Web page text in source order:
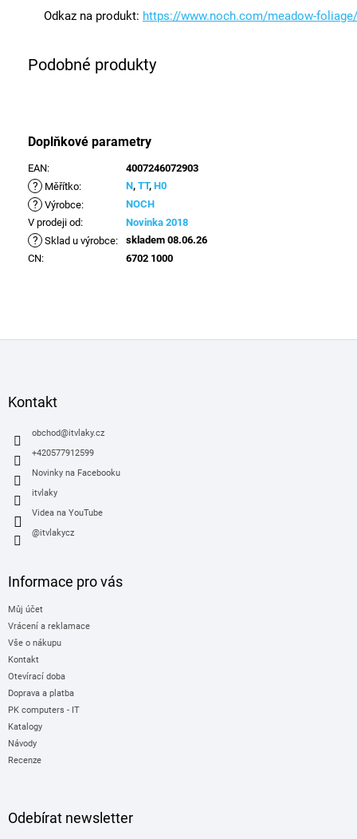
Odkaz na produkt: https://www.noch.com/meadow-
Doplňkové parametry
EAN: 4007246072903
? Měřítko: N, TT, H0
? Výrobce:
NOCH
V prodeji od: Novinka 2018
? Sklad u výrobce:
skladem 08.06.26
CN: 6702 1000
Kontakt
obchod@itvlaky.cz
+420577912599
Novinky na Facebooku
itvlaky
Videa na YouTube
@itvlakycz
Informace pro vás
Můj účet
Vrácení a reklamace
Vše o nákupu
Kontakt
Otevírací doba
Doprava a platba
PK computers - IT
Katalogy
Návody
Recenze
Odebírat newsletter